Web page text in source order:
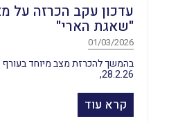
עדכון עקב הכרזה על
"שאגת הארי"
01/03/2026
בהמשך להכרזת מצב מיוחד בעורף
28.2.26,
קרא עוד